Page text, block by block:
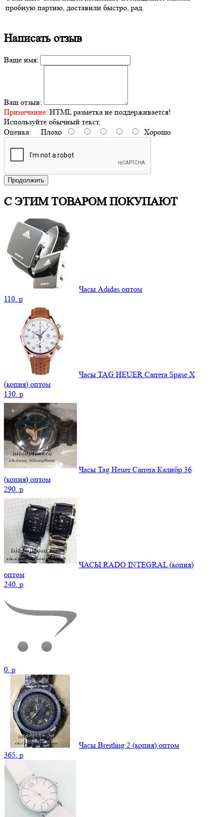
пробную партию, доставили быстро, рад.
Написать отзыв
Ваше имя:
Ваш отзыв:
Примечание: HTML разметка не поддерживается!
Используйте обычный текст.
Оценка: Плохо Хорошо
Продолжить
С ЭТИМ ТОВАРОМ ПОКУПАЮТ
Часы Adidas оптом
110. p
Часы TAG HEUER Carrera Spase X
(копия) оптом
130. p
Часы Tag Heuer Carrera Калибр 36
(копия) оптом
290. p
ЧАСЫ RADO INTEGRAL (копия)
оптом
240. p
0. p
Часы Breitling 2 (копия) оптом
365. p